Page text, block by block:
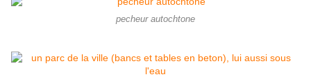
pecheur autochtone